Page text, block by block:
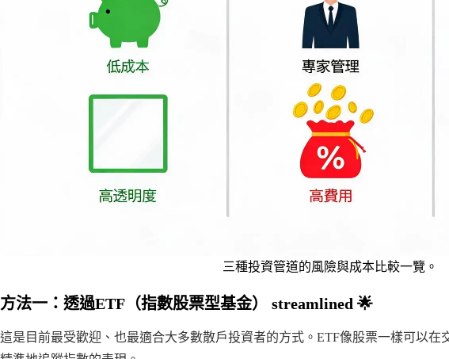
三種投資管道的風險與成本比較一覽。
方法一：透過ETF（指數股票型基金） streamlined 🌟
這是目前最受歡迎、也最適合大多數散戶投資者的方式。ETF像股票一樣可以在